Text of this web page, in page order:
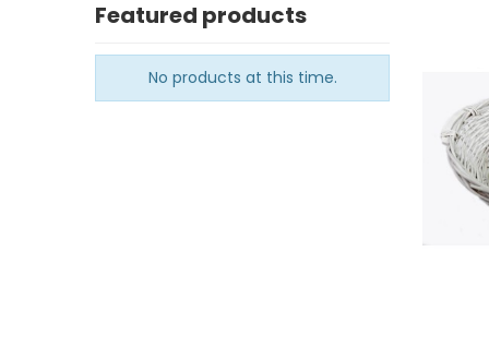
Featured products
No products at this time.